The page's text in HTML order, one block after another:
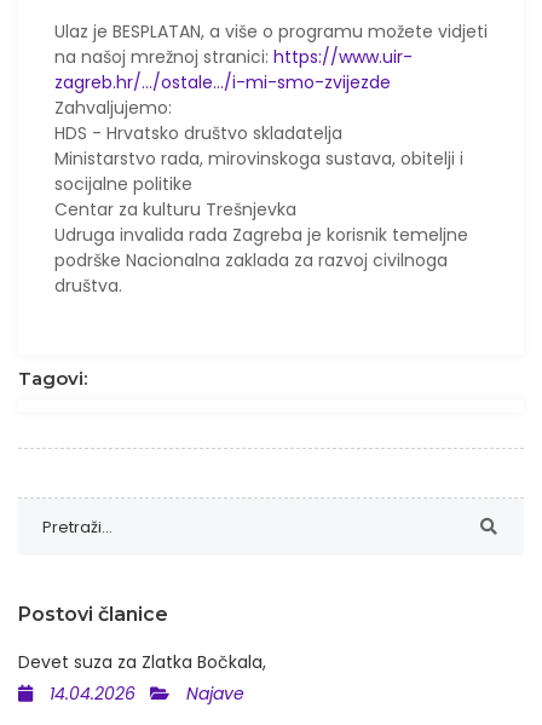
Ulaz je BESPLATAN, a više o programu možete vidjeti
na našoj mrežnoj stranici: https://www.uir-
zagreb.hr/.../ostale.../i-mi-smo-zvijezde
Zahvaljujemo:
HDS - Hrvatsko društvo skladatelja
Ministarstvo rada, mirovinskoga sustava, obitelji i
socijalne politike
Centar za kulturu Trešnjevka
Udruga invalida rada Zagreba je korisnik temeljne
podrške Nacionalna zaklada za razvoj civilnoga
društva.
Tagovi:
Postovi članice
Devet suza za Zlatka Bočkala,
14.04.2026
Najave